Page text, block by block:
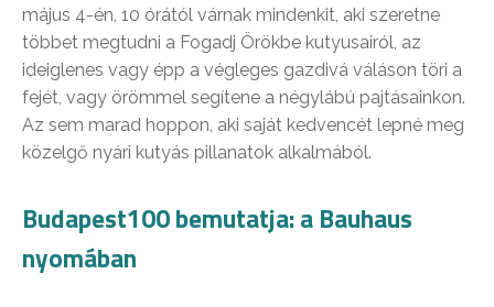
május 4-én, 10 órától várnak mindenkit, aki szeretne
többet megtudni a Fogadj Örökbe kutyusairól, az
ideiglenes vagy épp a végleges gazdivá váláson töri a
fejét, vagy örömmel segítene a négylábú pajtásainkon.
Az sem marad hoppon, aki saját kedvencét lepné meg
közelgő nyári kutyás pillanatok alkalmából.
Budapest100 bemutatja: a Bauhaus
nyomában